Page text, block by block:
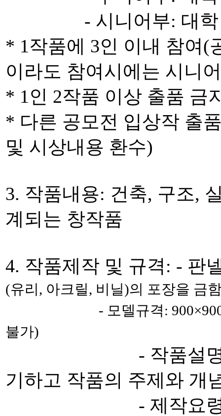
- 시니어부: 대학
* 1작품에 3인 이내 참여(
이라도 참여시에는 시니
* 1인 2작품 이상 출품 금
* 다른 공모전 입상작 출
및 시상내용 환수)
3. 작품내용: 건축, 구조,
계되는 창작품
4. 작품제작 및 규격: - 판
(유리, 아크릴, 비닐)의 포장을 금
- 모델규격: 900
불가)
- 작품설명서: 소
기하고 작품의 주제와 개
- 제작요령: 운반